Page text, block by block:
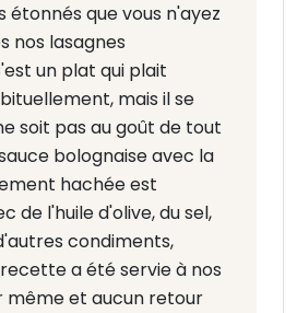
étonnés que vous n'ayez
nos lasagnes
un plat qui plait
mais il se
soit pas au goût de tout
bolognaise avec la
hachée est
de l'huile d'olive, du sel,
condiments,
a été servie à nos
même et aucun retour